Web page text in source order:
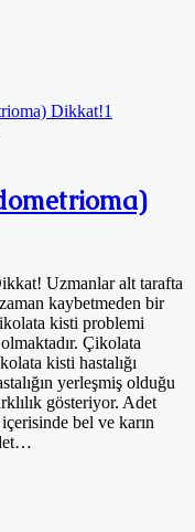
Uzmanlar alt tarafta
kaybetmeden bir
kisti problemi
Çikolata
kisti hastalığı
yerleşmiş olduğu
gösteriyor. Adet
bel ve karın